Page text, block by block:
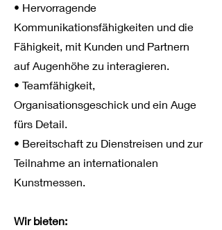
• Hervorragende
Kommunikationsfähigkeiten und die
Fähigkeit, mit Kunden und Partnern
auf Augenhöhe zu interagieren.
• Teamfähigkeit,
Organisationsgeschick und ein Auge
fürs Detail.
• Bereitschaft zu Dienstreisen und zur
Teilnahme an internationalen
Kunstmessen.
Wir bieten: